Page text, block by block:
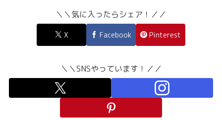
＼＼気に入ったらシェア！／／
X Facebook Pinterest
＼＼SNSやっています！／／